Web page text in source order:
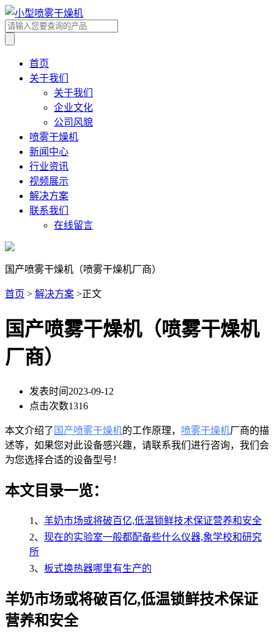
首页
关于我们
关于我们
企业文化
公司风貌
喷雾干燥机
新闻中心
行业资讯
视频展示
解决方案
联系我们
在线留言
国产喷雾干燥机（喷雾干燥机厂商）
首页 > 解决方案 >正文
国产喷雾干燥机（喷雾干燥机
厂商）
发表时间 2023-09-12
点击次数1316
本文介绍了 国产喷雾干燥机的工作原理， 喷雾干燥机厂商的描
述等，如果您对此设备感兴趣，请联系我们进行咨询，我们会
为您选择合适的设备型号！
本文目录一览：
1、 羊奶市场或将破百亿,低温锁鲜技术保证营养和安全
2、 现在的实验室一般都配备些什么仪器,象学校和研究
所
3、 板式换热器哪里有生产的
羊奶市场或将破百亿,低温锁鲜技术保证
营养和安全